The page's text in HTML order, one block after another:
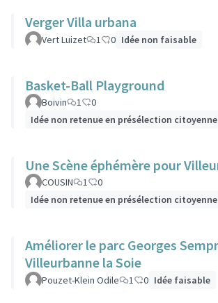
Verger Villa urbana
Vert Luizet 1 0 Idée non faisable
Basket-Ball Playground
Boivin 1
0
Idée non retenue en présélection citoyenne
Une Scène éphémère pour
COUSIN 1
0
Idée non retenue en présélection citoyenne
Améliorer le parc Georges
Villeurbanne la Soie
Pouzet-Klein Odile 1 0 Idée faisable